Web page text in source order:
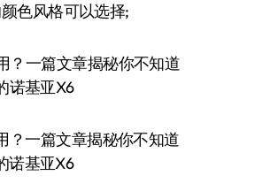
色风格可以选择;